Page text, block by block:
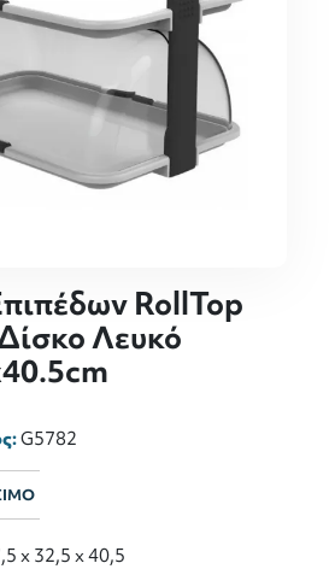
RollTop
Λευκό
G5782
x 32,5 x 40,5